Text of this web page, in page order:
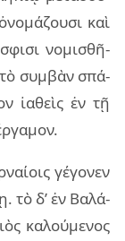
καὶ
νο­μι­σθῆ­
τὸ συμ­βὰν σπά­
ἰα­θεὶς ἐν τῇ
γέ­γο­νεν
τὸ δ’ ἐν Βαλά­
κα­λού­με­νος